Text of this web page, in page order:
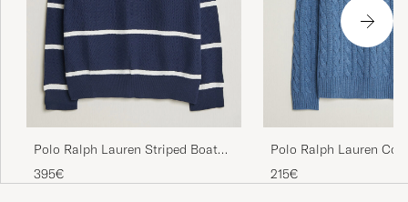
ADAM A ACQUISTATO IL SU CAREOFCARL.COM
Amazing!
NAFAZ A ACQUISTATO IL SU CAREOFCARL.CO.UK
Behövde ta en storlek mindre
Polo Ralph Lauren Striped Boat
Neck Sweater Navy Combo
395€
Polo Ralph Lauren
215€